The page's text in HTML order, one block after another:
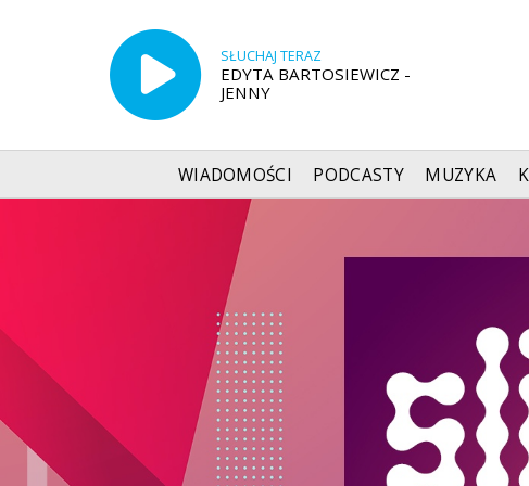
SŁUCHAJ TERAZ
EDYTA BARTOSIEWICZ -
JENNY
WIADOMOŚCI PODCASTY MUZYKA